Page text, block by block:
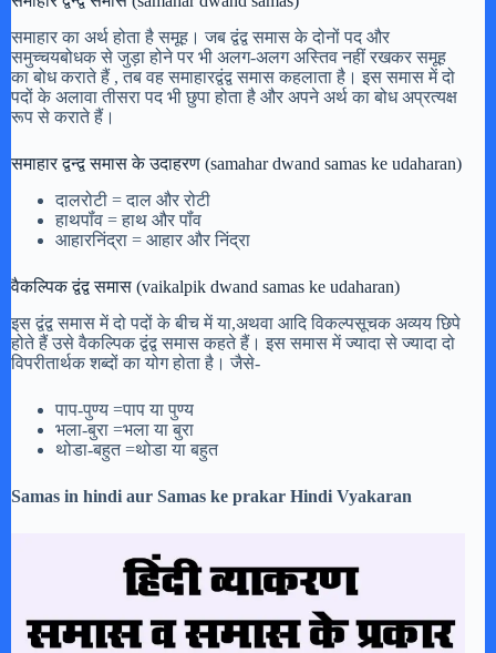
समाहार का अर्थ होता है समूह। जब द्वंद्व समास के दोनों पद और
समुच्चयबोधक से जुड़ा होने पर भी अलग-अलग अस्तिव नहीं रखकर समूह
का बोध कराते हैं , तब वह समाहारद्वंद्व समास कहलाता है। इस समास में दो
पदों के अलावा तीसरा पद भी छुपा होता है और अपने अर्थ का बोध अप्रत्यक्ष
रूप से कराते हैं।
समाहार द्वन्द्व समास के उदाहरण (samahar dwand samas ke udaharan)
दालरोटी = दाल और रोटी
हाथपॉंव = हाथ और पॉंव
आहारनिंद्रा = आहार और निंद्रा
वैकल्पिक द्वंद्व समास (vaikalpik dwand samas ke udaharan)
इस द्वंद्व समास में दो पदों के बीच में या,अथवा आदि विकल्पसूचक अव्यय छिपे
होते हैं उसे वैकल्पिक द्वंद्व समास कहते हैं। इस समास में ज्यादा से ज्यादा दो
विपरीतार्थक शब्दों का योग होता है। जैसे-
पाप-पुण्य =पाप या पुण्य
भला-बुरा =भला या बुरा
थोडा-बहुत =थोडा या बहुत
Samas in hindi aur Samas ke prakar Hindi Vyakaran